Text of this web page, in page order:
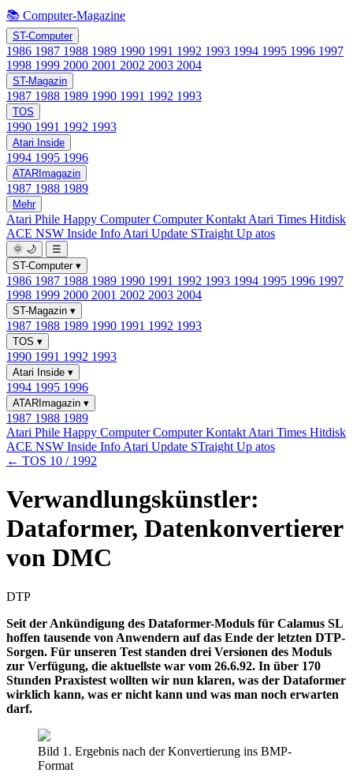
📚 Computer-Magazine
ST-Computer
1986 1987 1988 1989 1990 1991 1992 1993 1994 1995 1996 1997
1998 1999 2000 2001 2002 2003 2004
ST-Magazin
1987 1988 1989 1990 1991 1992 1993
TOS
1990 1991 1992 1993
Atari Inside
1994 1995 1996
ATARImagazin
1987 1988 1989
Mehr
Atari Phile Happy ComputerComputer Kontakt Atari Times Hitdisk
ACE NSW Inside Info Atari Update STraight Up atos
🌞 🌙
☰
ST-Computer ▾
1986 1987 1988 1989 1990 1991 1992 1993 1994 1995 1996 1997
1998 1999 2000 2001 2002 2003 2004
ST-Magazin ▾
1987 1988 1989 1990 1991 1992 1993
TOS ▾
1990 1991 1992 1993
Atari Inside ▾
1994 1995 1996
ATARImagazin ▾
1987 1988 1989
Atari Phile Happy ComputerComputer Kontakt Atari Times Hitdisk
ACE NSW Inside Info Atari Update STraight Up atos
← TOS 10 / 1992
Verwandlungskünstler:
Dataformer, Datenkonvertierer
von DMC
DTP
Seit der Ankündigung des Dataformer-Moduls für Calamus SL
hoffen tausende von Anwendern auf das Ende der letzten DTP-
Sorgen. Für unseren Test standen drei Versionen des Moduls
zur Verfügung, die aktuellste war vom 26.6.92. In über 170
Stunden Praxistest wollten wir nun klaren, was der Dataformer
wirklich kann, was er nicht kann und was man noch erwarten
darf.
Bild 1. Ergebnis nach der Konvertierung ins BMP-
Format